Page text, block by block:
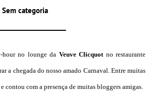
Sem categoria
no lounge da Veuve Clicquotno restaurante
a chegada do nosso amado Carnaval. Entre muitas
contou com a presença de muitas bloggers amigas.